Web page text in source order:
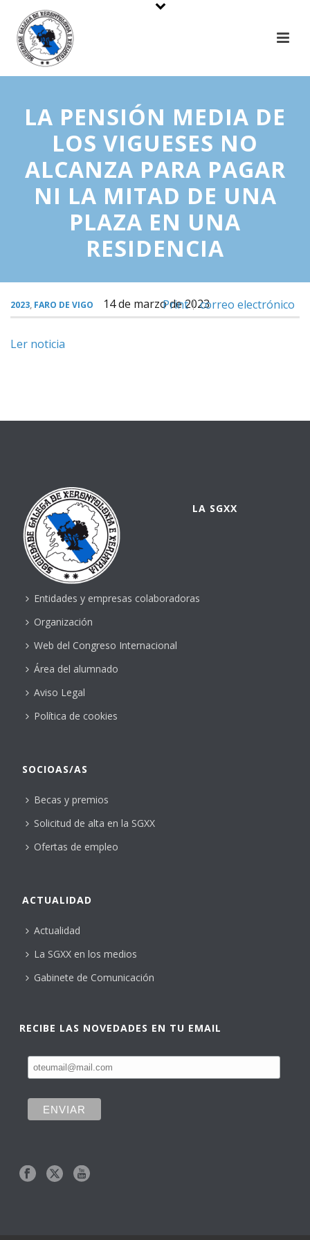
LA PENSIÓN MEDIA DE
LOS VIGUESES NO
ALCANZA PARA PAGAR
NI LA MITAD DE UNA
PLAZA EN UNA
RESIDENCIA
Print correo electrónico
2023, FARO DE VIGO 14 de marzo de 2023
Ler noticia
LA SGXX
Entidades y empresas colaboradoras
Organización
Web del Congreso Internacional
Área del alumnado
Aviso Legal
Política de cookies
SOCIOAS/AS
Becas y premios
Solicitud de alta en la SGXX
Ofertas de empleo
ACTUALIDAD
Actualidad
La SGXX en los medios
Gabinete de Comunicación
RECIBE LAS NOVEDADES EN TU EMAIL